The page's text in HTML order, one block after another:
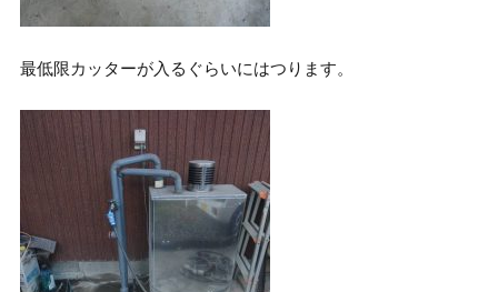
最低限カッターが入るぐらいにはつります。